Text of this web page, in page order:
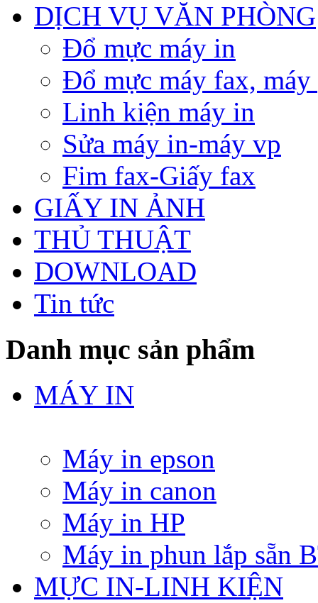
DỊCH VỤ VĂN PHÒNG
Đổ mực máy in
Đổ mực máy fax, máy
Linh kiện máy in
Sửa máy in-máy vp
Fim fax-Giấy fax
GIẤY IN ẢNH
THỦ THUẬT
DOWNLOAD
Tin tức
Danh mục sản phẩm
MÁY IN
Máy in epson
Máy in canon
Máy in HP
Máy in phun lắp sẵn
MỰC IN-LINH KIỆN